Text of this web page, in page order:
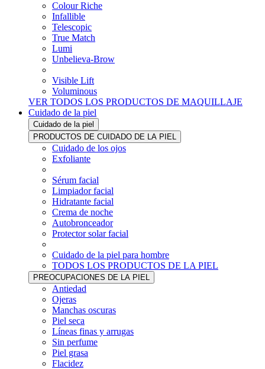
Colour Riche
Infallible
Telescopic
True Match
Lumi
Unbelieva-Brow
Visible Lift
Voluminous
VER TODOS LOS PRODUCTOS DE MAQUILLAJE
Cuidado de la piel
Cuidado de la piel
PRODUCTOS DE CUIDADO DE LA PIEL
Cuidado de los ojos
Exfoliante
Sérum facial
Limpiador facial
Hidratante facial
Crema de noche
Autobronceador
Protector solar facial
Cuidado de la piel para hombre
TODOS LOS PRODUCTOS DE LA PIEL
PREOCUPACIONES DE LA PIEL
Antiedad
Ojeras
Manchas oscuras
Piel seca
Líneas finas y arrugas
Sin perfume
Piel grasa
Flacidez